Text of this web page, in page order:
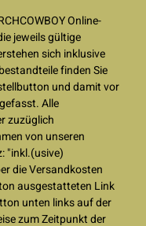
Online-
jeweils gültige
sich inklusive
finden Sie
und damit vor
Alle
zuzüglich
von unseren
"inkl.(usive)
die Versandkosten
ausgestatteten Link
unten links auf der
zum Zeitpunkt der